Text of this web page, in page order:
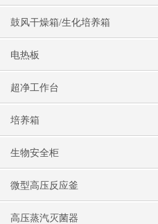
鼓风干燥箱/生化培养箱
电热板
超净工作台
培养箱
生物安全柜
微型高压反应釜
高压蒸汽灭菌器